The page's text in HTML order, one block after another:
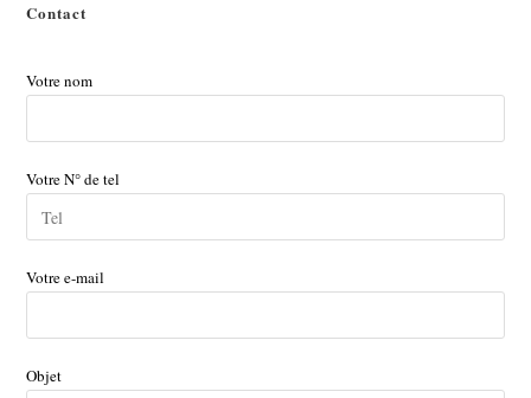
Contact
Votre nom
Votre N° de tel
Votre e-mail
Objet